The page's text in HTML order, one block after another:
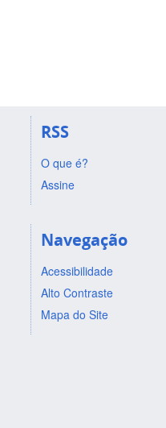
RSS
O que é?
Assine
Navegação
Acessibilidade
Alto Contraste
Mapa do Site